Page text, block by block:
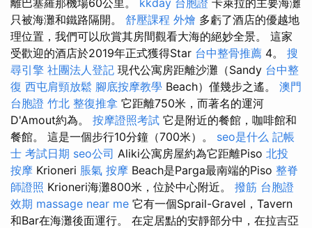
離巴塞羅那機場60公里。 kkday 台胞證 卡萊拉的主要海灘
只被海灘和鐵路隔開。 舒壓課程 外燴 多虧了酒店的優越地
理位置，我們可以欣賞其房間觀看大海的絕妙全景。 這家
受歡迎的酒店於2019年正式獲得Star 台中整骨推薦 4。 搜
尋引擎 社團法人登記 現代公寓房距離沙灘（Sandy 台中整
復 西屯肩頸放鬆 腳底按摩教學 Beach）僅幾步之遙。 澳門
台胞證 竹北 整復推拿 它距離750米，而著名的運河
D'Amout約為。 按摩證照考試 它是附近的餐館，咖啡館和
餐館。 這是一個步行10分鐘（700米）。 seo是什么 記帳
士 考試日期 seo公司 Aliki公寓房屋約為它距離Piso 北投
按摩 Krioneri 脹氣 按摩 Beach是Parga最南端的Piso 整脊
師證照 Krioneri海灘800米，位於中心附近。 撥筋 台胞證
效期 massage near me 它有一個Sprail-Gravel，Tavern
和Bar在海灘後面運行。 在定居點​​的安靜部分中，在拉吉亞